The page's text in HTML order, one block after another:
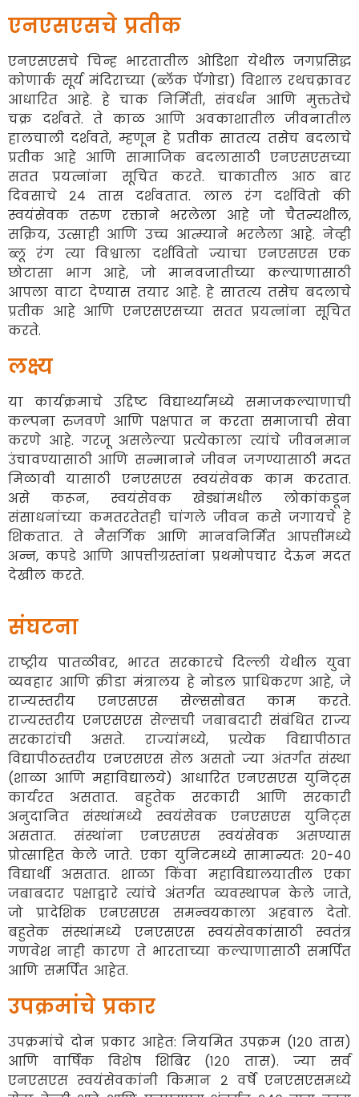
एनएसएसचे प्रतीक
एनएसएसचे चिन्ह भारतातील ओडिशा येथील जगप्रसिद्ध
कोणार्क सूर्य मंदिराच्या (ब्लॅक पॅगोडा) विशाल रथचक्रावर
आधारित आहे. हे चाक निर्मिती, संवर्धन आणि मुक्ततेचे
चक्र दर्शवते. ते काळ आणि अवकाशातील जीवनातील
हालचाली दर्शवते, म्हणून हे प्रतीक सातत्य तसेच बदलाचे
प्रतीक आहे आणि सामाजिक बदलासाठी एनएसएसच्या
सतत प्रयत्नांना सूचित करते. चाकातील आठ बार
दिवसाचे २४ तास दर्शवतात. लाल रंग दर्शवितो की
स्वयंसेवक तरुण रक्ताने भरलेला आहे जो चैतन्यशील,
सक्रिय, उत्साही आणि उच्च आत्म्याने भरलेला आहे. नेव्ही
ब्लू रंग त्या विश्वाला दर्शवितो ज्याचा एनएसएस एक
छोटासा भाग आहे, जो मानवजातीच्या कल्याणासाठी
आपला वाटा देण्यास तयार आहे. हे सातत्य तसेच बदलाचे
प्रतीक आहे आणि एनएसएसच्या सतत प्रयत्नांना सूचित
करते.
लक्ष्य
या कार्यक्रमाचे उद्दिष्ट विद्यार्थ्यांमध्ये समाजकल्याणाची
कल्पना रुजवणे आणि पक्षपात न करता समाजाची सेवा
करणे आहे. गरजू असलेल्या प्रत्येकाला त्यांचे जीवनमान
उंचावण्यासाठी आणि सन्मानाने जीवन जगण्यासाठी मदत
मिळावी यासाठी एनएसएस स्वयंसेवक काम करतात.
असे करून, स्वयंसेवक खेड्यांमधील लोकांकडून
संसाधनांच्या कमतरतेतही चांगले जीवन कसे जगायचे हे
शिकतात. ते नैसर्गिक आणि मानवनिर्मित आपत्तींमध्ये
अन्न, कपडे आणि आपत्तीग्रस्तांना प्रथमोपचार देऊन मदत
देखील करते.
संघटना
राष्ट्रीय पातळीवर, भारत सरकारचे दिल्ली येथील युवा
व्यवहार आणि क्रीडा मंत्रालय हे नोडल प्राधिकरण आहे, जे
राज्यस्तरीय एनएसएस सेल्ससोबत काम करते.
राज्यस्तरीय एनएसएस सेल्सची जबाबदारी संबंधित राज्य
सरकारांची असते. राज्यांमध्ये, प्रत्येक विद्यापीठात
विद्यापीठस्तरीय एनएसएस सेल असतो ज्या अंतर्गत संस्था
(शाळा आणि महाविद्यालये) आधारित एनएसएस युनिट्स
कार्यरत असतात. बहुतेक सरकारी आणि सरकारी
अनुदानित संस्थांमध्ये स्वयंसेवक एनएसएस युनिट्स
असतात. संस्थांना एनएसएस स्वयंसेवक असण्यास
प्रोत्साहित केले जाते. एका युनिटमध्ये सामान्यतः २०-४०
विद्यार्थी असतात. शाळा किंवा महाविद्यालयातील एका
जबाबदार पक्षाद्वारे त्यांचे अंतर्गत व्यवस्थापन केले जाते,
जो प्रादेशिक एनएसएस समन्वयकाला अहवाल देतो.
बहुतेक संस्थांमध्ये एनएसएस स्वयंसेवकांसाठी स्वतंत्र
गणवेश नाही कारण ते भारताच्या कल्याणासाठी समर्पित
आणि समर्पित आहेत.
उपक्रमांचे प्रकार
उपक्रमांचे दोन प्रकार आहेत: नियमित उपक्रम (१२० तास)
आणि वार्षिक विशेष शिबिर (१२० तास). ज्या सर्व
एनएसएस स्वयंसेवकांनी किमान २ वर्षे एनएसएसमध्ये